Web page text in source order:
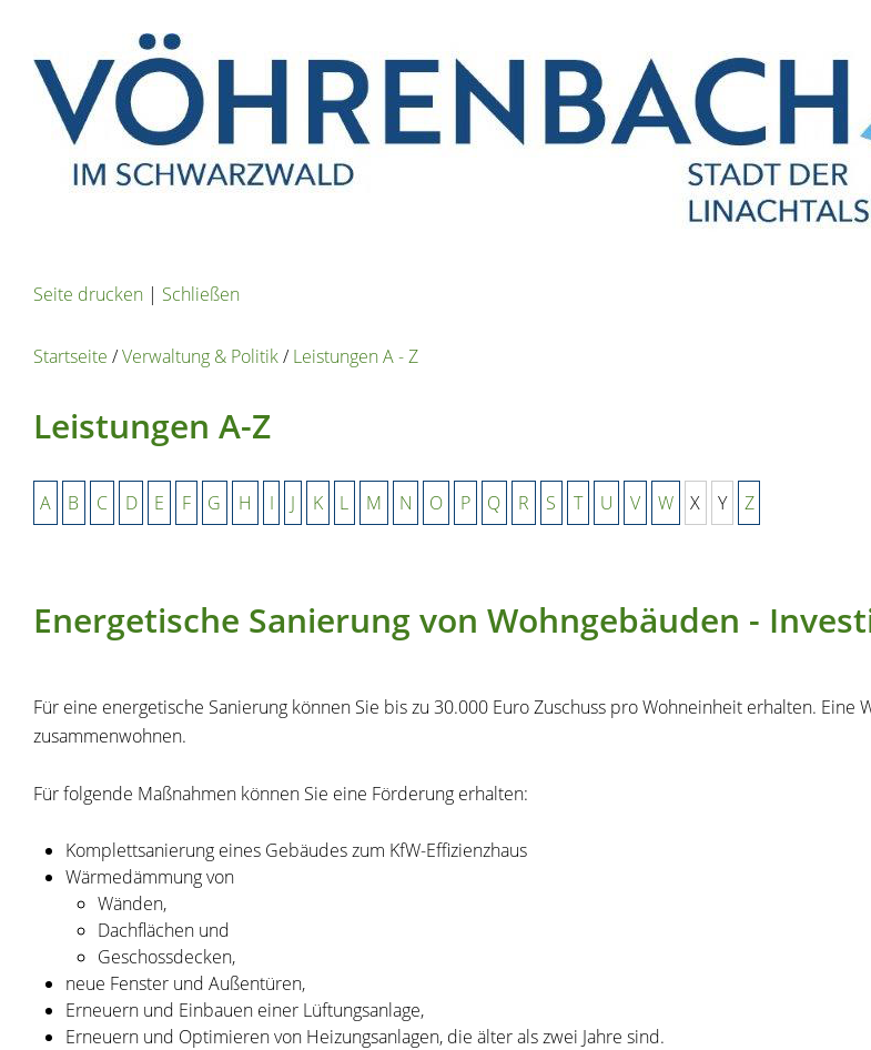
Seite drucken | Schließen
Startseite /Verwaltung & Politik/Leistungen A - Z
Leistungen A-Z
A B C D E F G H I J K L M N O P Q R S T U V W X Y Z
Energetische Sanierung von Wohngebäuden -
Für eine energetische Sanierung können Sie bis zu 30.000 Euro Zuschuss pro Wohneinheit erhalten.
zusammenwohnen.
Für folgende Maßnahmen können Sie eine Förderung erhalten:
Komplettsanierung eines Gebäudes zum KfW-Effizienzhaus
Wärmedämmung von
Wänden,
Dachflächen und
Geschossdecken,
neue Fenster und Außentüren,
Erneuern und Einbauen einer Lüftungsanlage,
Erneuern und Optimieren von Heizungsanlagen, die älter als zwei Jahre sind.